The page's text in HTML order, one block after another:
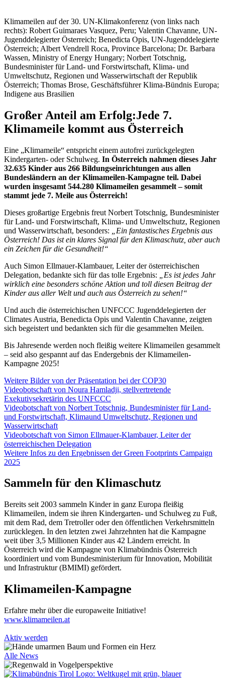
Klimameilen auf der 30. UN-Klimakonferenz (von links nach
rechts): Robert Guimaraes Vasquez, Peru; Valentin Chavanne, UN-
Jugenddelegierter Österreich; Benedicta Opis, UN-Jugenddelegierte
Österreich; Albert Vendrell Roca, Province Barcelona; Dr. Barbara
Wassen, Ministry of Energy Hungary; Norbert Totschnig,
Bundesminister für Land- und Forstwirtschaft, Klima- und
Umweltschutz, Regionen und Wasserwirtschaft der Republik
Österreich; Thomas Brose, Geschäftsführer Klima-Bündnis Europa;
Indigene aus Brasilien
Großer Anteil am Erfolg:Jede 7.
Klimameile kommt aus Österreich
Eine „Klimameile“ entspricht einem autofrei zurückgelegten
Kindergarten- oder Schulweg. In Österreich nahmen dieses Jahr
32.635 Kinder aus 266 Bildungseinrichtungen aus allen
Bundesländern an der Klimameilen-Kampagne teil. Dabei
wurden insgesamt 544.280 Klimameilen gesammelt – somit
stammt jede 7. Meile aus Österreich!
Dieses großartige Ergebnis freut Norbert Totschnig, Bundesminister
für Land- und Forstwirtschaft, Klima- und Umweltschutz, Regionen
und Wasserwirtschaft, besonders:
„Ein fantastisches Ergebnis aus
Österreich! Das ist ein klares Signal für den Klimaschutz, aber auch
ein Zeichen für die Gesundheit!“
Auch Simon Ellmauer-Klambauer, Leiter der österreichischen
Delegation, bedankte sich für das tolle Ergebnis:
„Es ist jedes Jahr
wirklich eine besonders schöne Aktion und toll diesen Beitrag der
Kinder aus aller Welt und auch aus Österreich zu sehen!“
Und auch die österreichischen UNFCCC Jugenddelegierten der
Climates Austria, Benedicta Opis und Valentin Chavanne, zeigten
sich begeistert und bedankten sich für die gesammelten Meilen.
Bis Jahresende werden noch fleißig weitere Klimameilen gesammelt
– seid also gespannt auf das Endergebnis der Klimameilen-
Kampagne 2025!
Weitere Bilder von der Präsentation bei der COP30
Videobotschaft von Noura Hamladji, stellvertretende
Exekutivsekretärin des UNFCCC
Videobotschaft von Norbert Totschnig, Bundesminister für Land-
und Forstwirtschaft, Klimaund Umweltschutz, Regionen und
Wasserwirtschaft
Videobotschaft von Simon Ellmauer-Klambauer, Leiter der
österreichischen Delegation
Weitere Infos zu den Ergebnissen der Green Footprints Campaign
2025
Sammeln für den Klimaschutz
Bereits seit 2003 sammeln Kinder in ganz Europa fleißig
Klimameilen, indem sie ihren Kindergarten- und Schulweg zu Fuß,
mit dem Rad, dem Tretroller oder den öffentlichen Verkehrsmitteln
zurücklegen. In den letzten zwei Jahrzehnten hat die Kampagne
weit über 3,5 Millionen Kinder aus 42 Ländern erreicht. In
Österreich wird die Kampagne von Klimabündnis Österreich
koordiniert und vom Bundesministerium für Innovation, Mobilität
und Infrastruktur (BMIMI) gefördert.
Klimameilen-Kampagne
Erfahre mehr über die europaweite Initiative!
www.klimameilen.at
Aktiv werden
Alle News